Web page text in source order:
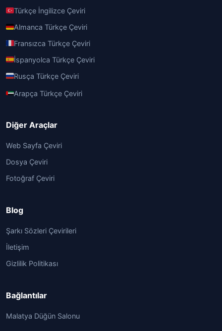
Türkçe İngilizce Çeviri
Almanca Türkçe Çeviri
Fransızca Türkçe Çeviri
İspanyolca Türkçe Çeviri
Rusça Türkçe Çeviri
Arapça Türkçe Çeviri
Diğer Araçlar
Web Sayfa Çeviri
Dosya Çeviri
Fotoğraf Çeviri
Blog
Şarkı Sözleri Çevirileri
İletişim
Gizlilik Politikası
Bağlantılar
Malatya Düğün Salonu